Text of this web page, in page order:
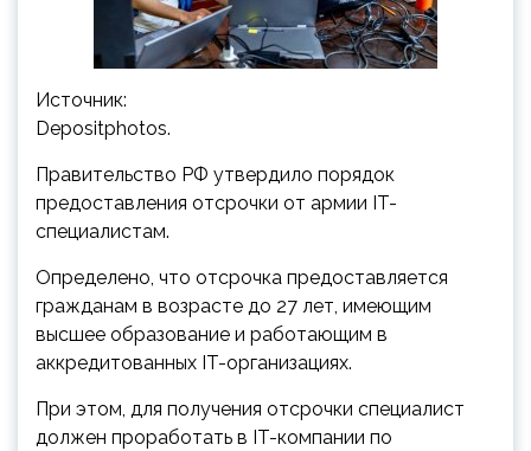
Источник:
Depositphotos.
Правительство РФ утвердило порядок
предоставления отсрочки от армии IT-
специалистам.
Определено, что отсрочка предоставляется
гражданам в возрасте до 27 лет, имеющим
высшее образование и работающим в
аккредитованных IT-организациях.
При этом, для получения отсрочки специалист
должен проработать в IT-компании по